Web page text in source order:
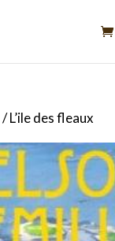
/ L’ile des fleaux